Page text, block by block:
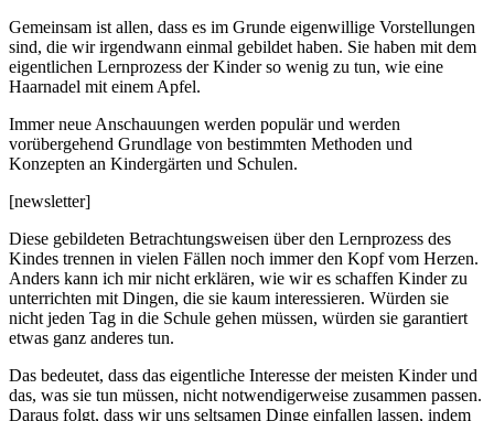
Gemeinsam ist allen, dass es im Grunde eigenwillige Vorstellungen
sind, die wir irgendwann einmal gebildet haben. Sie haben mit dem
eigentlichen Lernprozess der Kinder so wenig zu tun, wie eine
Haarnadel mit einem Apfel.
Immer neue Anschauungen werden populär und werden
vorübergehend Grundlage von bestimmten Methoden und
Konzepten an Kindergärten und Schulen.
[newsletter]
Diese gebildeten Betrachtungsweisen über den Lernprozess des
Kindes trennen in vielen Fällen noch immer den Kopf vom Herzen.
Anders kann ich mir nicht erklären, wie wir es schaffen Kinder zu
unterrichten mit Dingen, die sie kaum interessieren. Würden sie
nicht jeden Tag in die Schule gehen müssen, würden sie garantiert
etwas ganz anderes tun.
Das bedeutet, dass das eigentliche Interesse der meisten Kinder und
das, was sie tun müssen, nicht notwendigerweise zusammen passen.
Daraus folgt, dass wir uns seltsamen Dinge einfallen lassen, indem